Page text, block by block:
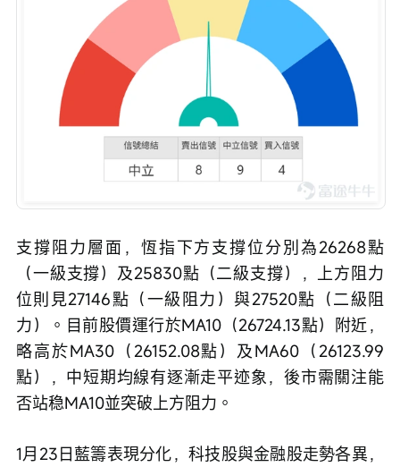
支撐阻力層面，恆指下方支撐位分別為26268點
（一級支撐）及25830點（二級支撐），上方阻力
位則見27146點（一級阻力）與27520點（二級阻
力）。目前股價運行於MA10（26724.13點）附近，
略高於MA30（26152.08點）及MA60（26123.99
點），中短期均線有逐漸走平迹象，後市需關注能
否站稳MA10並突破上方阻力。
1月23日藍籌表現分化，科技股與金融股走勢各異，